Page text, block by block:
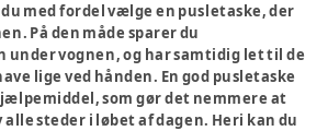
med fordel vælge en pusletaske, der
På den måde sparer du
under vognen, og har samtidig let til de
lige ved hånden. En god pusletaske
som gør det nemmere at
steder i løbet af dagen. Heri kan du